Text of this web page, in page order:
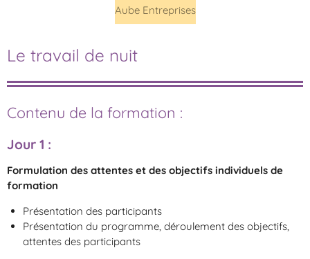
Aube Entreprises
Le travail de nuit
Contenu de la formation :
Jour 1 :
Formulation des attentes et des objectifs individuels de
formation
Présentation des participants
Présentation du programme, déroulement des objectifs,
attentes des participants